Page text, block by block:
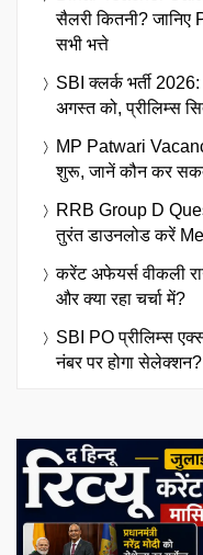
सैलरी कितनी?
सभी भत्ते
SBI क्लर्क भर्ती
अगस्त को, प्रीलिम्स
MP Patwari
शुरू, जानें कौन कर
RRB Group D
तुरंत डाउनलोड करें
करेंट अफेयर्स वीकली
और क्या रहा चर्चा में?
SBI PO प्रीलिम्स
नंबर पर होगा